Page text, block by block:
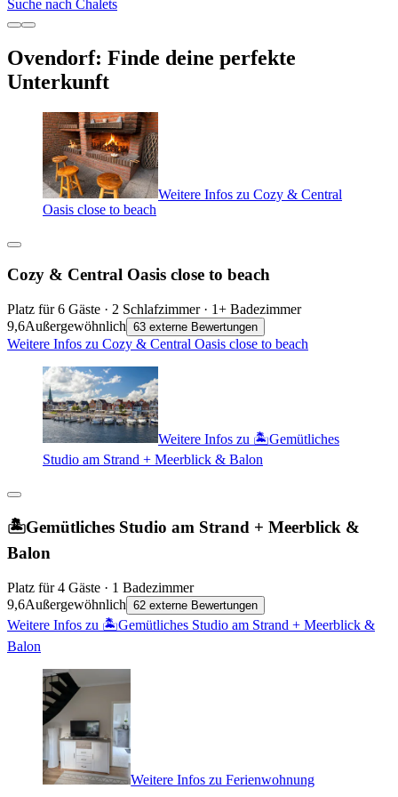
Suche nach Chalets
Ovendorf: Finde deine perfekte
Unterkunft
Weitere Infos zu Cozy & Central
Oasis close to beach
Cozy & Central Oasis close to beach
Platz für 6 Gäste · 2 Schlafzimmer · 1+ Badezimmer
9,6Außergewöhnlich 63 externe Bewertungen
Weitere Infos zu Cozy & Central Oasis close to beach
Weitere Infos zu 🏝Gemütliches
Studio am Strand + Meerblick & Balon
🏝Gemütliches Studio am Strand + Meerblick &
Balon
Platz für 4 Gäste · 1 Badezimmer
9,6Außergewöhnlich 62 externe Bewertungen
Weitere Infos zu 🏝Gemütliches Studio am Strand + Meerblick &
Balon
Weitere Infos zu Ferienwohnung